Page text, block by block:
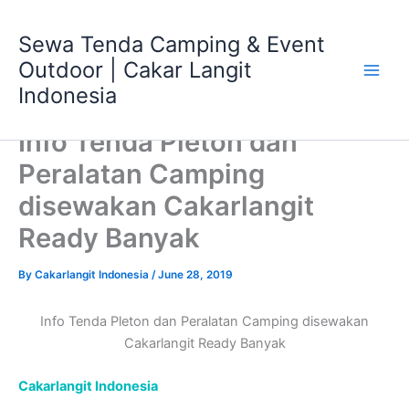
content
Sewa Tenda Camping & Event
Outdoor | Cakar Langit
Indonesia
Info Tenda Pleton dan
Peralatan Camping
disewakan Cakarlangit
Ready Banyak
By Cakarlangit Indonesia /June 28, 2019
Info Tenda Pleton dan Peralatan Camping disewakan
Cakarlangit Ready Banyak
Cakarlangit Indonesia